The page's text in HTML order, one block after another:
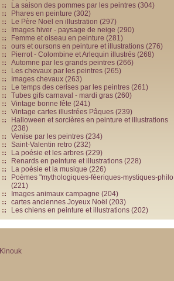
La saison des pommes par les peintres (304)
Phares en peinture (302)
Le Père Noël en illustration (297)
Images hiver - paysage de neige (290)
Femme et oiseau en peinture (281)
ours et oursons en peinture et illustrations (276)
Pierrot - Colombine et Arlequin illustrés (268)
Automne par les grands peintres (266)
Les chevaux par les peintres (265)
Images chevaux (263)
Le temps des cerises par les peintres (261)
Tubes gifs carnaval - mardi gras (260)
Vintage bonne fête (241)
Vintage cartes illustrées Pâques (239)
Halloween et sorcières en peinture et illustrations
(238)
Venise par les peintres (234)
Saint-Valentin retro (232)
La poésie et les arbres (229)
Renards en peinture et illustrations (228)
La poésie et la musique (226)
Poèmes "mythologiques-féeriques-mystiques-philo
(221)
Images animaux campagne (204)
cartes anciennes Joyeux Noël (203)
Les chiens en peinture et illustrations (202)
Kinouk